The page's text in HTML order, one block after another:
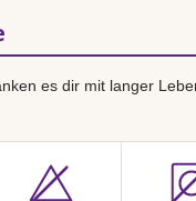
es dir mit langer